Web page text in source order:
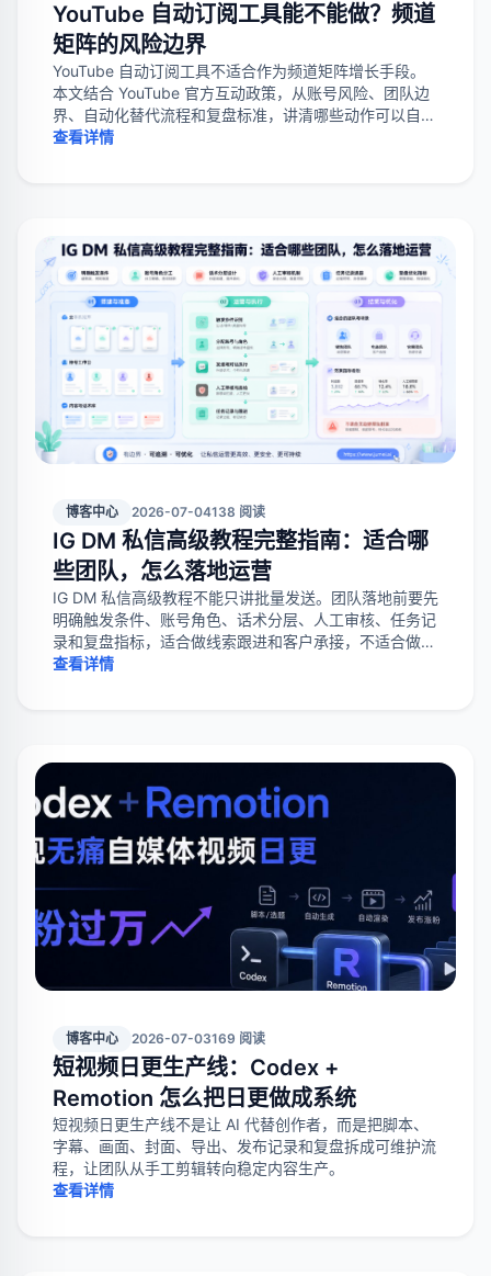
YouTube 自动订阅工具能不能做？频道
矩阵的风险边界
YouTube 自动订阅工具不适合作为频道矩阵增长手段。
本文结合 YouTube 官方互动政策，从账号风险、团队边
界、自动化替代流程和复盘标准，讲清哪些动作可以自动
化，哪些动作应停止。
查看详情
博客中心 2026-07-04138 阅读
IG DM 私信高级教程完整指南：适合哪
些团队，怎么落地运营
IG DM 私信高级教程不能只讲批量发送。团队落地前要先
明确触发条件、账号角色、话术分层、人工审核、任务记
录和复盘指标，适合做线索跟进和客户承接，不适合做无
边界陌生群发。
查看详情
博客中心 2026-07-03169 阅读
短视频日更生产线：Codex +
Remotion 怎么把日更做成系统
短视频日更生产线不是让 AI 代替创作者，而是把脚本、
字幕、画面、封面、导出、发布记录和复盘拆成可维护流
程，让团队从手工剪辑转向稳定内容生产。
查看详情